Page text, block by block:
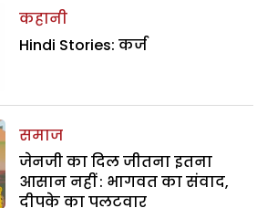
कहानी
Hindi Stories: कर्ज
समाज
जेनजी का दिल जीतना इतना
आसान नहीं : भागवत का संवाद,
दीपके का पलटवार